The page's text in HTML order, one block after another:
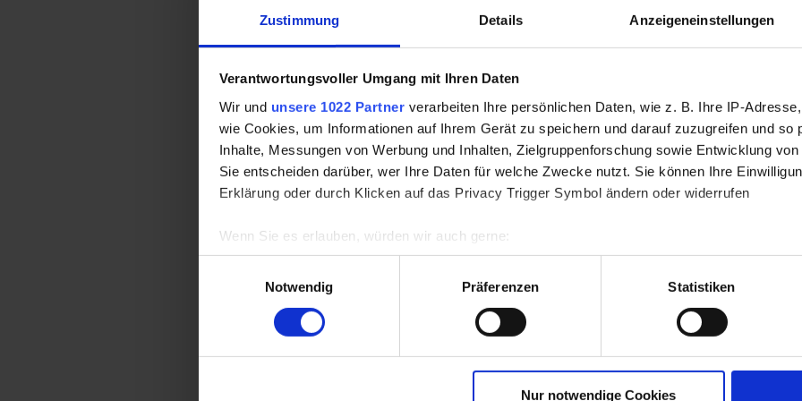
Zustimmung Details Anzeigeneinstellungen
Verantwortungsvoller Umgang mit Ihren Daten
Wir und unsere 1022 Partner verarbeiten Ihre persönlichen Daten, wie z. B. Ihre IP-
wie Cookies, um Informationen auf Ihrem Gerät zu speichern und darauf zuzugreifen und so
Inhalte, Messungen von Werbung und Inhalten, Zielgruppenforschung sowie Entwicklung
Sie entscheiden darüber, wer Ihre Daten für welche Zwecke nutzt. Sie können Ihre
Erklärung oder durch Klicken auf das Privacy Trigger Symbol ändern oder widerrufen
Wenn Sie es erlauben, würden wir auch gerne:
Informationen über Ihre geografische Lage erfassen, welche bis auf einige Meter
Ihr Gerät durch aktives Scannen nach bestimmten Merkmalen (Fingerprinting)
Erfahren Sie mehr darüber, wie Ihre persönlichen Daten verarbeitet werden, und legen Sie
Einzelheitenfest.
Wir verwenden Cookies, um Inhalte und Anzeigen zu personalisieren, Funktionen für soziale
und die Zugriffe auf unsere Website zu analysieren. Außerdem geben wir Informationen zu
Notwendig
Präferenzen Statistiken
Nur notwendige Cookies